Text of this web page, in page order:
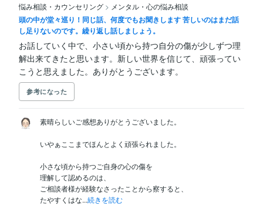
悩み相談・カウンセリング > メンタル・心の悩み相談
頭の中が堂々巡り！同じ話、何度でもお聞きします 苦しいのはまだ話
し足りないのです。繰り返し話しましょう。
お話していく中で、小さい頃から持つ自分の傷が少しずつ理
解出来てきたと思います。新しい世界を信じて、頑張ってい
こうと思えました。ありがとうございます。
参考になった
素晴らしいご感想ありがとうございました。
いやぁここまでほんとよく頑張られました。
小さな頃から持つご自身の心の傷を
理解して認めるのは、
ご相談者様が経験なさったことから察すると、
たやすくはな...続きを読む